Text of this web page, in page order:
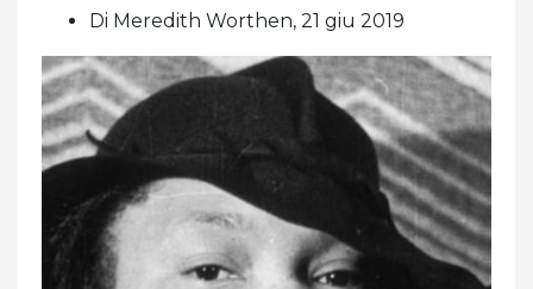
Di Meredith Worthen, 21 giu 2019